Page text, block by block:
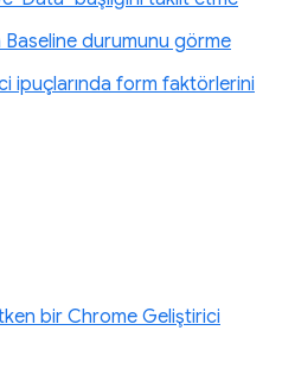
durumunu görme
ipuçlarında form faktörlerini
bir Chrome Geliştirici